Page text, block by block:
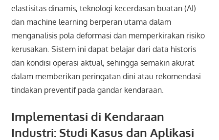
elastisitas dinamis, teknologi kecerdasan buatan (AI)
dan machine learning berperan utama dalam
menganalisis pola deformasi dan memperkirakan risiko
kerusakan. Sistem ini dapat belajar dari data historis
dan kondisi operasi aktual, sehingga semakin akurat
dalam memberikan peringatan dini atau rekomendasi
tindakan preventif pada gandar kendaraan.
Implementasi di Kendaraan
Industri: Studi Kasus dan Aplikasi